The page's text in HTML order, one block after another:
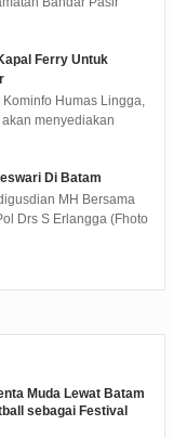
Ferry Untuk
Humas Lingga,
menyediakan
Di Batam
MH Bersama
Drs S Erlangga (Fhoto
Muda Lewat Batam
sebagai Festival